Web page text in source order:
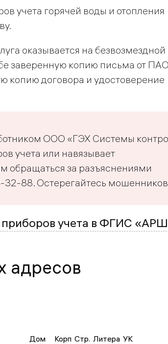
учета горячей воды и отопления
оказывается на безвозмездной
заверенную копию письма от ПАО
копию договора и удостоверение
ООО «ГЭХ Системы
учета или навязывает
обращаться за разъяснениями
32-88. Остерегайтесь
приборов учета в ФГИС
адресов
Дом Корп Стр. Литера УК